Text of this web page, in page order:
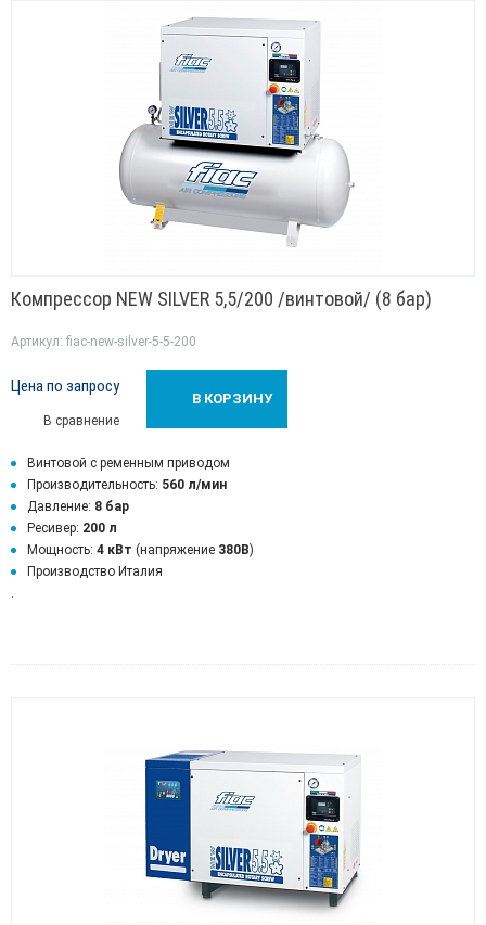
Компрессор NEW SILVER 5,5/200 /винтовой/ (8 бар)
Артикул: fiac-new-silver-5-5-200
Винтовой с ременным приводом
Производительность: 560 л/мин
Давление: 8 бар
Ресивер: 200 л
Мощность: 4 кВт (напряжение 380В)
Производство Италия
Цена по запросу
В сравнение
В КОРЗИНУ